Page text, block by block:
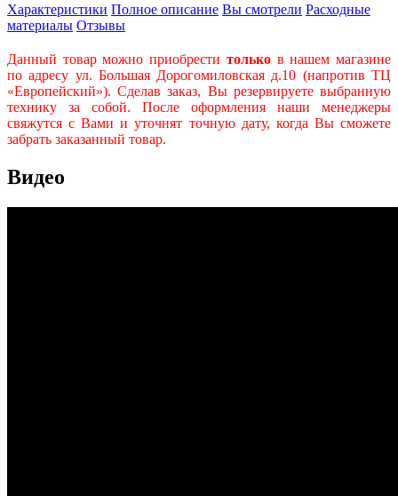
Характеристики Полное описание Вы смотрели Расходные
материалы Отзывы
Данный товар можно приобрести тольков нашем магазине
по адресу ул. Большая Дорогомиловская д.10 (напротив ТЦ
«Европейский»). Сделав заказ, Вы резервируете выбранную
технику за собой. После оформления наши менеджеры
свяжутся с Вами и уточнят точную дату, когда Вы сможете
забрать заказанный товар.
Видео